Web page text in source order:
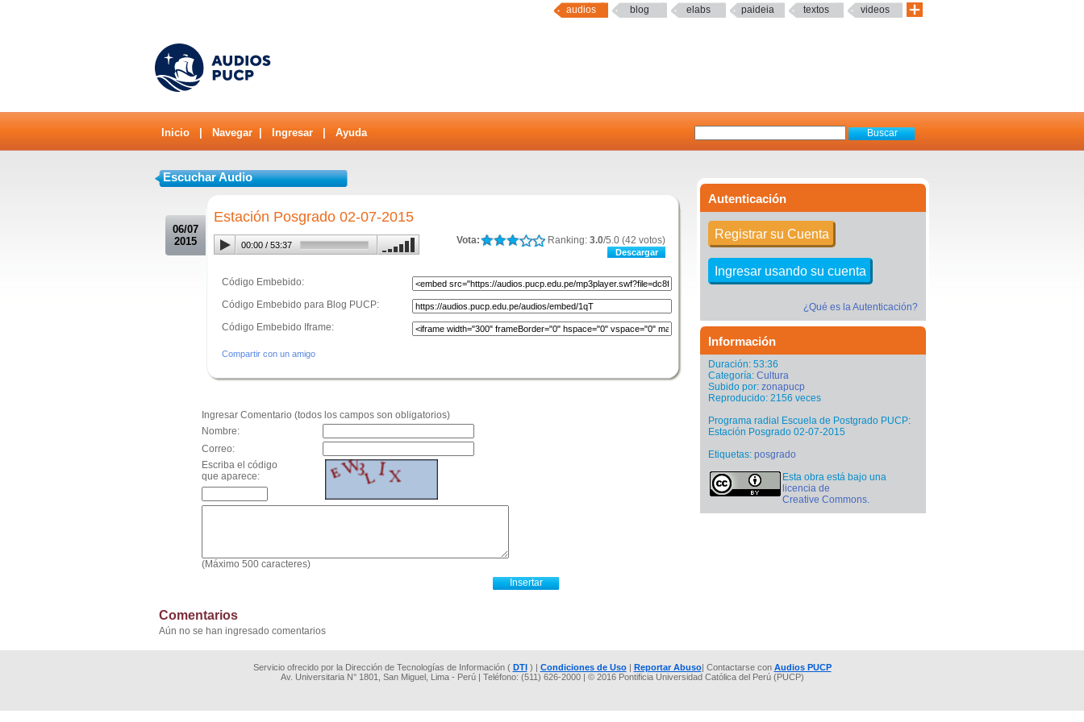
audios blog elabs paideia textos videos
Inicio Navegar Ingresar Ayuda
Autenticación
Registrar su Cuenta
Ingresar usando su cuenta
¿Qué es la Autenticación?
Información
Duración: 53:36
Categoría: Cultura
Subido por: zonapucp
Reproducido: 2156 veces
Programa radial Escuela de Postgrado PUCP:
Estación Posgrado 02-07-2015
Etiquetas: posgrado
Esta obra está bajo una
licencia de
Creative Commons.
Escuchar Audio
06/07
2015
Estación Posgrado 02-07-2015
Vota: Ranking: 3.0/5.0 (42 votos)
Descargar
00:00 / 53:37
Código Embebido:
Código Embebido para Blog PUCP:
Código Embebido Iframe:
Compartir con un amigo
Ingresar Comentario (todos los campos son obligatorios)
Nombre:
Correo:
Escriba el código
que aparece:
(Máximo 500 caracteres)
Comentarios
Aún no se han ingresado comentarios
Servicio ofrecido por la Dirección de Tecnologías de Información ( DTI) | Condiciones de Uso| Reportar Abuso| Contactarse con Audios PUCP
Av. Universitaria N° 1801, San Miguel, Lima - Perú | Teléfono: (511) 626-2000 | © 2016 Pontificia Universidad Católica del Perú (PUCP)